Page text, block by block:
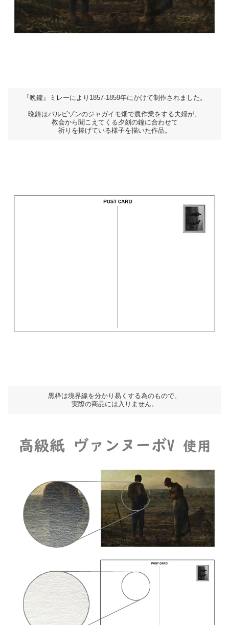
『晩鐘』ミレーにより1857-1859年にかけて制作されました。
晩鐘はバルビゾンのジャガイモ畑で農作業をする夫婦が、
教会から聞こえてくる夕刻の鐘に合わせて
祈りを捧げている様子を描いた作品。
黒枠は境界線を分かり易くする為のもので、
実際の商品には入りません。